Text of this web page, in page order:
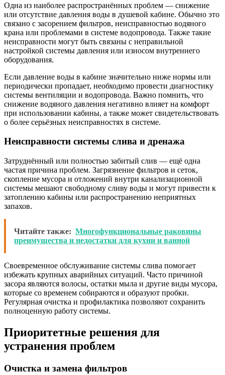
Одна из наиболее распространённых проблем — снижение
или отсутствие давления воды в душевой кабине. Обычно это
связано с засорением фильтров, неисправностью водяного
крана или проблемами в системе водопровода. Также такие
неисправности могут быть связаны с неправильной
настройкой системы давления или износом внутреннего
оборудования.
Если давление воды в кабине значительно ниже нормы или
периодически пропадает, необходимо провести диагностику
системы вентиляции и водопровода. Важно помнить, что
снижение водяного давления негативно влияет на комфорт
при использовании кабины, а также может свидетельствовать
о более серьёзных неисправностях в системе.
Неисправности системы слива и дренажа
Затруднённый или полностью забитый слив — ещё одна
частая причина проблем. Загрязнение фильтров и сеток,
скопление мусора и отложений внутри канализационной
системы мешают свободному сливу воды и могут привести к
затоплению кабины или распространению неприятных
запахов.
Читайте также: Многофункциональные раковины
преимущества и недостатки для кухни и ванной
Своевременное обслуживание системы слива помогает
избежать крупных аварийных ситуаций. Часто причиной
засора являются волосы, остатки мыла и другие виды мусора,
которые со временем собираются и образуют пробки.
Регулярная очистка и профилактика позволяют сохранить
полноценную работу системы.
Приоритетные решения для
устранения проблем
Очистка и замена фильтров